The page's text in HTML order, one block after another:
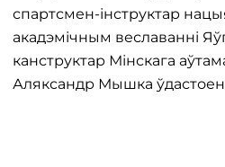
спартсмен-інструктар
акадэмічным веславанні
канструктар Мінскага
Аляксандр Мышка